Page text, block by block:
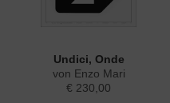
Undici, Onde
von Enzo Mari
€ 230,00